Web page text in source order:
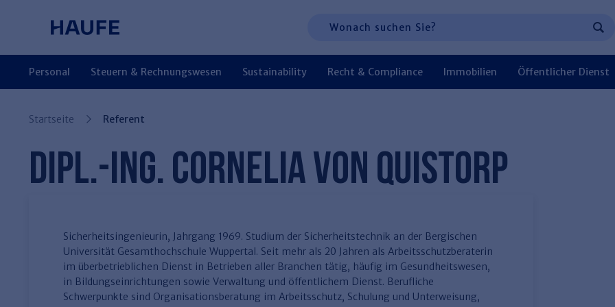
Zum Hauptinhalt springen
Zur Navigation springen
Zur Suche springen
Personal
Finden Sie Ihr Thema
Organisation
Steuern & Rechnungswesen
Finden Sie Ihr Thema
Gebühren
Sustainability Recht & Compliance
Finden Sie Ihr Thema
Gebühren
Compliance Insolvenzrecht Medizinrecht
Immobilien
Finden Sie Ihr Thema
Bestandsverwaltung
Öffentlicher Dienst
Finden Sie Ihr Thema
Finden Sie Ihr Thema
Gesundheitsmanagement
Finden Sie Ihr Thema
Haufe Immobilien
Startseite Referent
DIPL.-ING. CORNELIA VON QUISTORP
Sicherheitsingenieurin, Jahrgang 1969. Studium der Sicherheitstechnik an der Bergischen
Universität Gesamthochschule Wuppertal. Seit mehr als 20 Jahren als Arbeitsschutzberaterin
im überbetrieblichen Dienst in Betrieben aller Branchen tätig, häufig im Gesundheitswesen,
in Bildungseinrichtungen sowie Verwaltung und öffentlichem Dienst. Berufliche
Schwerpunkte sind Organisationsberatung im Arbeitsschutz, Schulung und Unterweisung,